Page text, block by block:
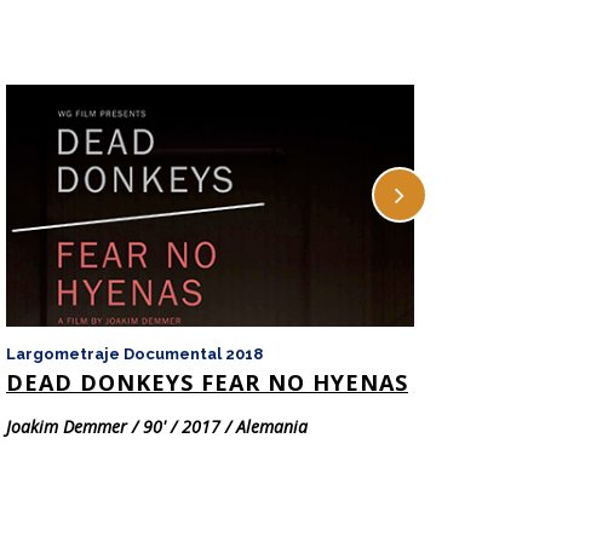
Largometraje Documental 2018
DEAD DONKEYS FEAR NO HYENAS
Joakim Demmer / 90' / 2017 / Alemania